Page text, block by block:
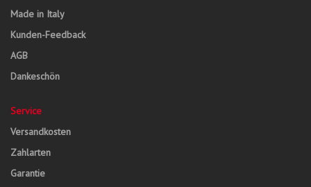
Made in Italy
Kunden-Feedback
AGB
Dankeschön
Service
Versandkosten
Zahlarten
Garantie